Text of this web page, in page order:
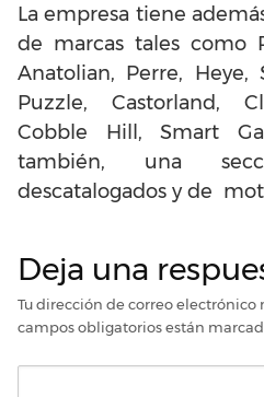
La empresa tiene
de marcas tales como
Anatolian, Perre,
Puzzle, Castorland,
Cobble Hill, Smart
también, una
descatalogados y de
Deja una
Tu dirección de correo electrónico
campos obligatorios están